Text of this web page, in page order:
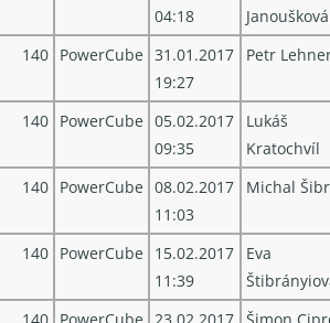
04:18
Janoušková
140 PowerCube 31.01.2017
19:27
Petr
140 PowerCube 05.02.2017
09:35
Lukáš
Kratochvíl
140 PowerCube 08.02.2017
11:03
Michal
140 PowerCube 15.02.2017
11:39
Eva